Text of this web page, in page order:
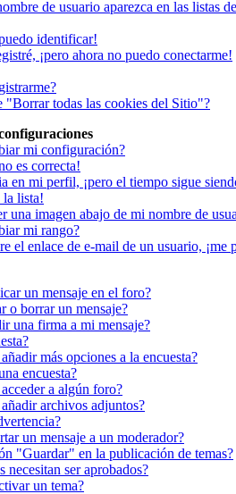
de usuario aparezca en las listas
identificar!
¡pero ahora no puedo conectarme!
"Borrar todas las cookies del Sitio"?
mi configuración?
es correcta!
en mi perfil, ¡pero el tiempo sigue
la lista!
una imagen abajo de mi nombre de
mi rango?
el enlace de e-mail de un usuario, ¡me
un mensaje en el foro?
o borrar un mensaje?
una firma a mi mensaje?
más opciones a la encuesta?
encuesta?
a algún foro?
archivos adjuntos?
un mensaje a un moderador?
"Guardar" en la publicación de temas?
necesitan ser aprobados?
un tema?